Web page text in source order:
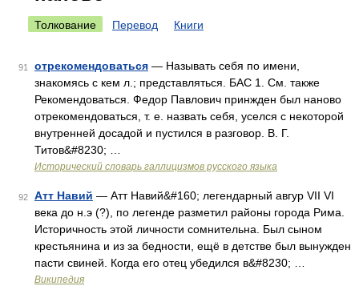
Толкование Перевод Книги
91 отрекомендоваться — Называть себя по имени,
знакомясь с кем л.; представляться. БАС 1. См. также
Рекомендоваться. Федор Павлович принжден был наново
отрекомендоваться, т. е. назвать себя, уселся с некоторой
внутренней досадой и пустился в разговор. В. Г.
Титов&#8230; …
Исторический словарь галлицизмов русского языка
92 Атт Навий — Атт Навий&#160; легендарный авгур VII VI
века до н.э (?), по легенде разметил районы города Рима.
Историчность этой личности сомнительна. Был сыном
крестьянина и из за бедности, ещё в детстве был вынужден
пасти свиней. Когда его отец убедился в&#8230; …
Википедия